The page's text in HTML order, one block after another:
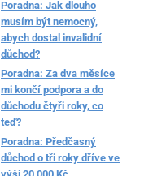
Poradna: Jak dlouho
musím být nemocný,
abych dostal invalidní
důchod?
Poradna: Za dva měsíce
mi končí podpora a do
důchodu čtyři roky, co
teď?
Poradna: Předčasný
důchod o tři roky dříve ve